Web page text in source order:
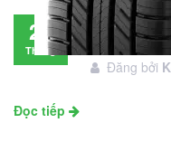
28
Tháng
Đánh giá
đầu tư
Đăng bởi
Đọc tiếp